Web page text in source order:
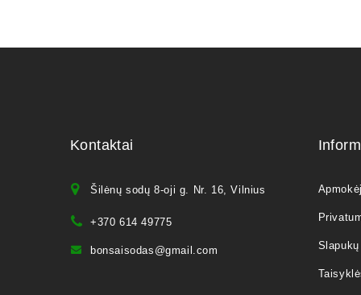
Kontaktai
Šilėnų sodų 8-oji g. Nr. 16, Vilnius
+370 614 49775
bonsaisodas@gmail.com